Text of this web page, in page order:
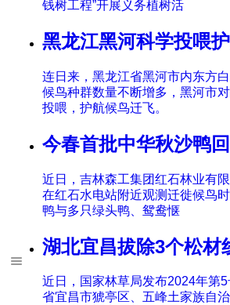
钱树工程”开展义务植树活
黑龙江黑河科学投喂
连日来，黑龙江省黑河市内东方
候鸟种群数量不断增多，黑河市
投喂，护航候鸟迁飞。
今春首批中华秋沙鸭
近日，吉林森工集团红石林业有
在红石水电站附近观测迁徙候鸟
鸭与多只绿头鸭、鸳鸯惬
湖北宜昌拔除3个松材
近日，国家林草局发布2024年第
省宜昌市猇亭区、五峰土家族自